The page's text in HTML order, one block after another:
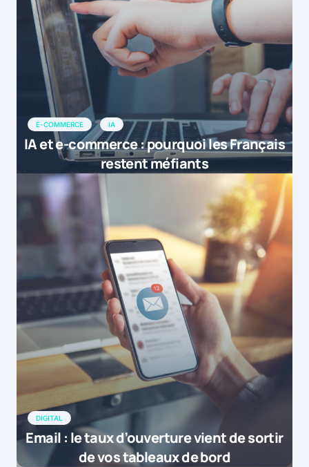
E-COMMERCE IA
IA et e-commerce : pourquoi les Français
restent méfiants
DIGITAL
Email : le taux d’ouverture vient de sortir
de vos tableaux de bord